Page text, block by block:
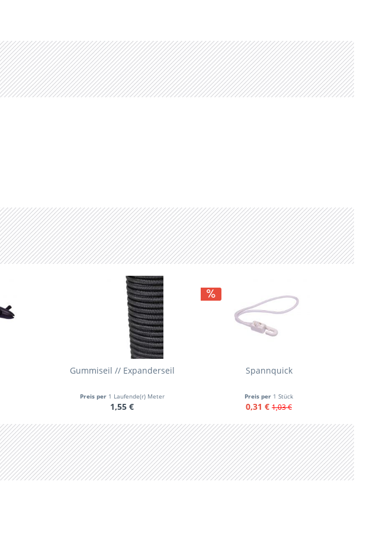
Gummiseil // Expanderseil
Preis per 1 Laufende(r) Meter
1,55 €
Spannquick
Preis per 1 Stück
0,31 € 1,03 €